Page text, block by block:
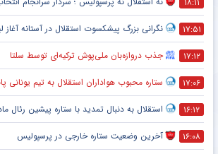
۱۷:۵۱ نگرانی بزرگ پیشکسوت استقلال در آستانه آغاز
۱۷:۱۲ جذب دروازه‌بان ملی‌پوش ترکیه‌ای توسط سلتا
۱۷:۰۶ ستاره محبوب هواداران استقلال به تیم یونانی
۱۶:۱۲ استقلال به دنبال تمدید با ستاره پیشین رئال
۱۶:۰۸ آخرین وضعیت ستاره خارجی در پرسپولیس